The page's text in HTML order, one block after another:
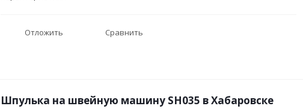
Отложить Сравнить
Шпулька на швейную машину SH035 в Хабаровске